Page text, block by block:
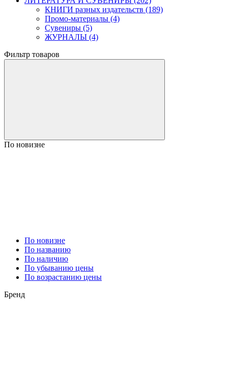
КНИГИ разных издательств (189)
Промо-материалы (4)
Сувениры (5)
ЖУРНАЛЫ (4)
Фильтр товаров
По новизне
По новизне
По названию
По наличию
По убыванию цены
По возрастанию цены
Бренд